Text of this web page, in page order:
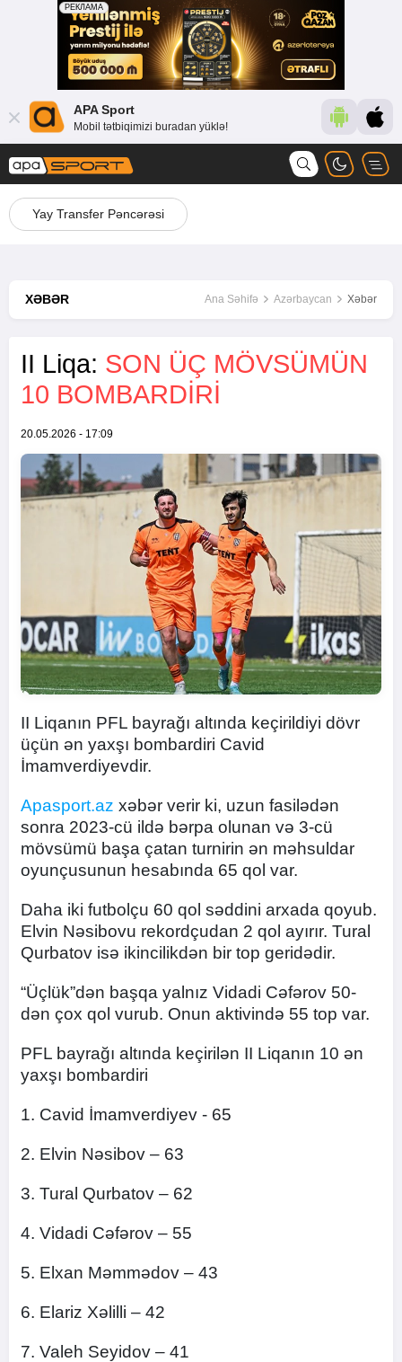
APA Sport
Mobil tətbiqimizi buradan yüklə!
Yay Transfer Pəncərəsi
XƏBƏR Ana Səhifə Azərbaycan Xəbər
II Liqa: SON ÜÇ MÖVSÜMÜN
10 BOMBARDIRI
20.05.2026 - 17:09
II Liqanın PFL bayrağı altında keçirildiyi dövr
üçün ən yaxşı bombardiri Cavid
İmamverdiyevdir.
Apasport.az xəbər verir ki, uzun fasilədən
sonra 2023-cü ildə bərpa olunan və 3-cü
mövsümü başa çatan turnirin ən məhsuldar
oyunçusunun hesabında 65 qol var.
Daha iki futbolçu 60 qol səddini arxada qoyub.
Elvin Nəsibovu rekordçudan 2 qol ayırır. Tural
Qurbatov isə ikincilikdən bir top geridədir.
“Üçlük”dən başqa yalnız Vidadi Cəfərov 50-
dən çox qol vurub. Onun aktivində 55 top var.
PFL bayrağı altında keçirilən II Liqanın 10 ən
yaxşı bombardiri
1. Cavid İmamverdiyev - 65
2. Elvin Nəsibov – 63
3. Tural Qurbatov – 62
4. Vidadi Cəfərov – 55
5. Elxan Məmmədov – 43
6. Elariz Xəlilli – 42
7. Valeh Seyidov – 41